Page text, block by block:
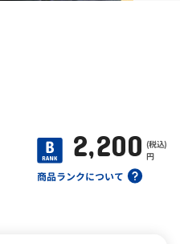
商品ランクについて
2,200 (税込)
円